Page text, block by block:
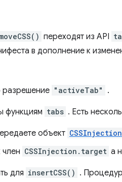
переходят из API
в дополнение к
разрешение "activeTab" .
функциям tabs . Есть
объект CSSInjection
член CSSInjection.target а
для insertCSS() .